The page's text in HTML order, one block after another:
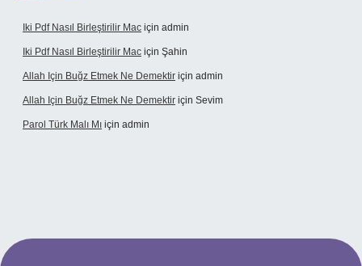
Iki Pdf Nasıl Birleştirilir Mac için admin
Iki Pdf Nasıl Birleştirilir Mac için Şahin
Allah Için Buğz Etmek Ne Demektir için admin
Allah Için Buğz Etmek Ne Demektir için Sevim
Parol Türk Malı Mı için admin